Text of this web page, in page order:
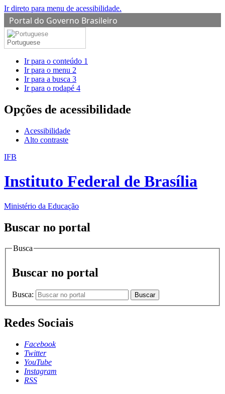
Ir direto para menu de acessibilidade.
Portal do Governo Brasileiro
Portuguese
Ir para o conteúdo 1
Ir para o menu 2
Ir para a busca 3
Ir para o rodapé 4
Opções de acessibilidade
Acessibilidade
Alto contraste
IFB
Instituto Federal de Brasília
Ministério da Educação
Buscar no portal
Busca
Buscar no portal
Busca: Buscar
Redes Sociais
Facebook
Twitter
YouTube
Instagram
RSS